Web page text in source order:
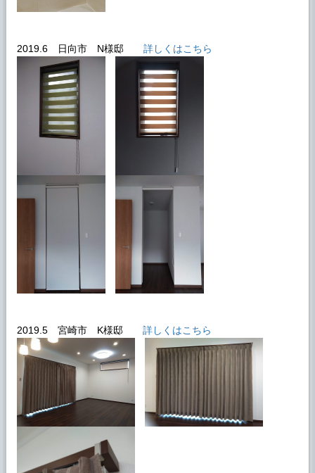
2019.6 日向市 N様邸 詳しくはこちら
2019.5 宮崎市 K様邸 詳しくはこちら